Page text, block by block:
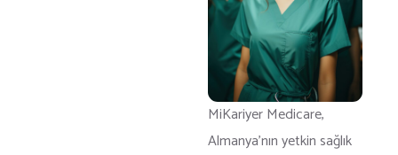
MiKariyer Medicare,
Almanya’nın yetkin sağlık